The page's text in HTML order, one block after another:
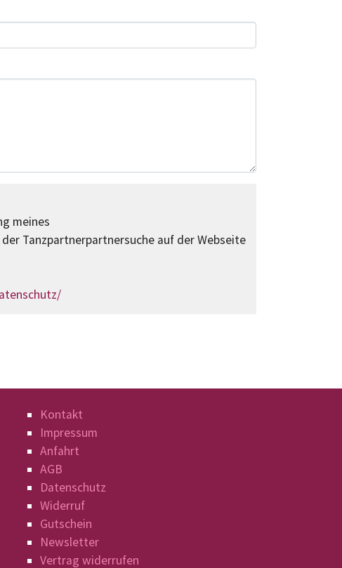
meines
Tanzpartnerpartnersuche auf der Webseite
Kontakt
Impressum
Anfahrt
AGB
Datenschutz
Widerruf
Gutschein
Newsletter
Vertrag widerrufen